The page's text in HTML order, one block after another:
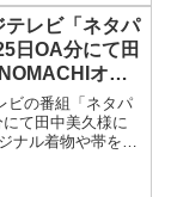
テレビ「ネタパ
日OA分にて田
オリ
ご着用いただき
ビの番組「ネタパ
て田中美久様に
ナル着物や帯をご